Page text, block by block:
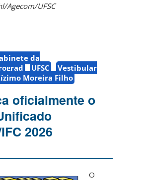
Agecom/UFSC
da
UFSC
Vestibular
Moreira Filho
oficialmente o
2026
O